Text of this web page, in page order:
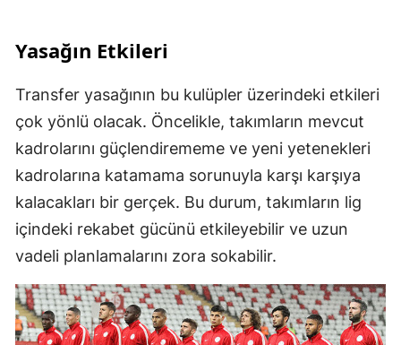
Yasağın Etkileri
Transfer yasağının bu kulüpler üzerindeki etkileri
çok yönlü olacak. Öncelikle, takımların mevcut
kadrolarını güçlendirememe ve yeni yetenekleri
kadrolarına katamama sorunuyla karşı karşıya
kalacakları bir gerçek. Bu durum, takımların lig
içindeki rekabet gücünü etkileyebilir ve uzun
vadeli planlamalarını zora sokabilir.